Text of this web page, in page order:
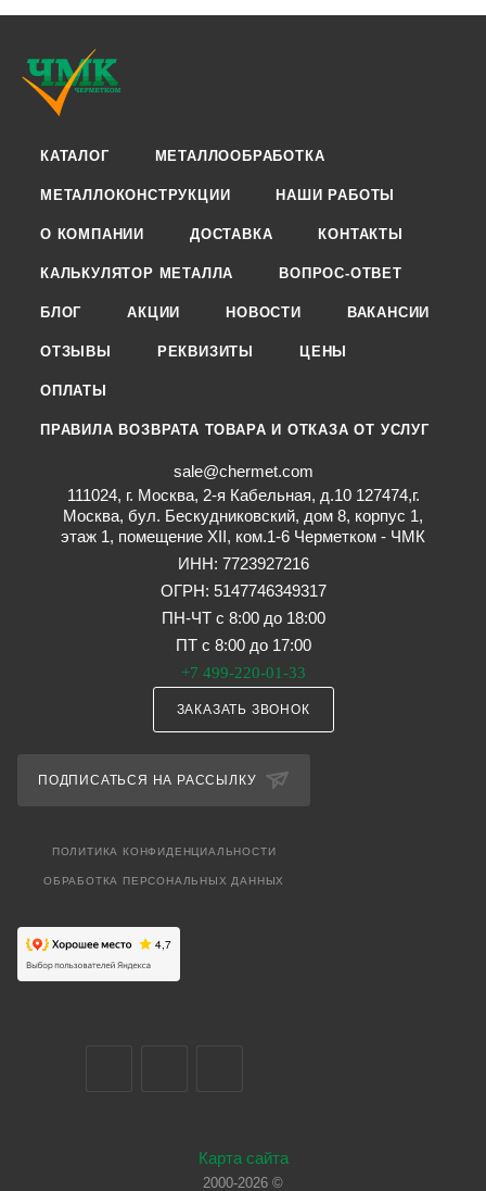
КАТАЛОГ МЕТАЛЛООБРАБОТКА
МЕТАЛЛОКОНСТРУКЦИИ НАШИ РАБОТЫ
О КОМПАНИИ ДОСТАВКА КОНТАКТЫ
КАЛЬКУЛЯТОР МЕТАЛЛА ВОПРОС-ОТВЕТ
БЛОГ АКЦИИ НОВОСТИ ВАКАНСИИ
ОТЗЫВЫ РЕКВИЗИТЫ ЦЕНЫ
ОПЛАТЫ
ПРАВИЛА ВОЗВРАТА ТОВАРА И ОТКАЗА ОТ УСЛУГ
sale@chermet.com
111024, г. Москва, 2-я Кабельная, д.10 127474,г.
Москва, бул. Бескудниковский, дом 8, корпус 1,
этаж 1, помещение XII, ком.1-6 Черметком - ЧМК
ИНН: 7723927216
ОГРН: 5147746349317
ПН-ЧТ с 8:00 до 18:00
ПТ с 8:00 до 17:00
+7 499-220-01-33
ЗАКАЗАТЬ ЗВОНОК
ПОДПИСАТЬСЯ НА РАССЫЛКУ
ПОЛИТИКА КОНФИДЕНЦИАЛЬНОСТИ
ОБРАБОТКА ПЕРСОНАЛЬНЫХ ДАННЫХ
Карта сайта
2000-2026 ©